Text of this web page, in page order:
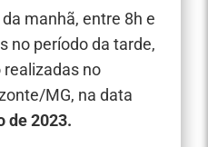
manhã, entre 8h e
no período da tarde,
realizadas no
MG, na data
de 2023.